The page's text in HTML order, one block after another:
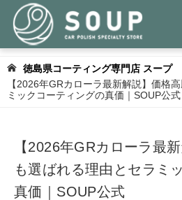
徳島県コーティング専門店 スープ
【2026年GRカローラ最新解説】価格
ミックコーティングの真価｜SOUP公式
【2026年GRカローラ最
も選ばれる理由とセラミ
真価｜SOUP公式